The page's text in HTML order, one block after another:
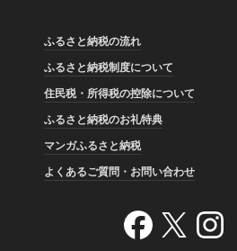
ふるさと納税の流れ
ふるさと納税制度について
住民税・所得税の控除について
ふるさと納税のお礼特典
マンガふるさと納税
よくあるご質問・お問い合わせ